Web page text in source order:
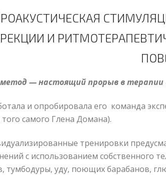
И
— настоящий прорыв в терапии и
и опробировала его команда
того самого Глена Домана).
тренировки
с использованием собственного
тумбодуры, уду, поющих барабанов,